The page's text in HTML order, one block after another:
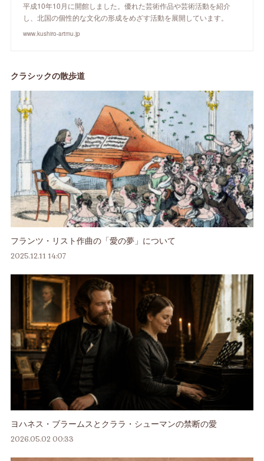
平成10年10月に開館しました。優れた芸術作品や芸術活動を紹介
し、北国の個性的な文化の形成をめざす活動を展開しています。
www.kushiro-artmu.jp
クラシックの散歩道
フランツ・リスト作曲の「愛の夢」について
2025.12.11 14:07
ヨハネス・ブラームスとクララ・シューマンの禁断の愛
2026.05.02 00:33